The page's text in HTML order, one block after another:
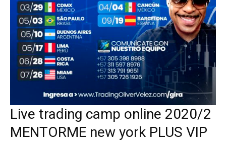
Live trading camp online 2020/2
MENTORME new york PLUS VIP